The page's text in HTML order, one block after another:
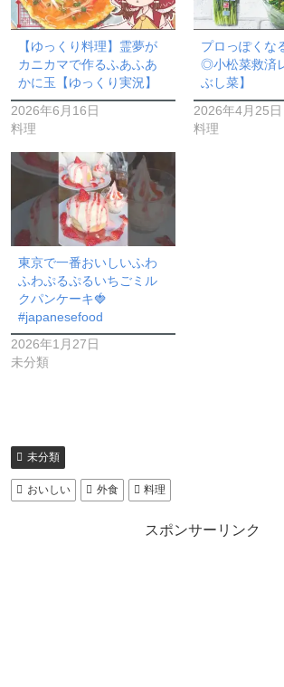
【ゆっくり料理】霊夢が
カニカマで作るふあふあ
かに玉【ゆっくり実況】
2026年6月16日
料理
プロっぽくな
◎小松菜救済
ぶし菜】
2026年4月25日
料理
東京で一番おいしいふわ
ふわぷるぷるいちごミル
クパンケーキ🍓
#japanesefood
2026年1月27日
未分類
未分類
おいしい 外食 料理
スポンサーリンク